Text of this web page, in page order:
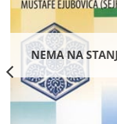
NEMA NA